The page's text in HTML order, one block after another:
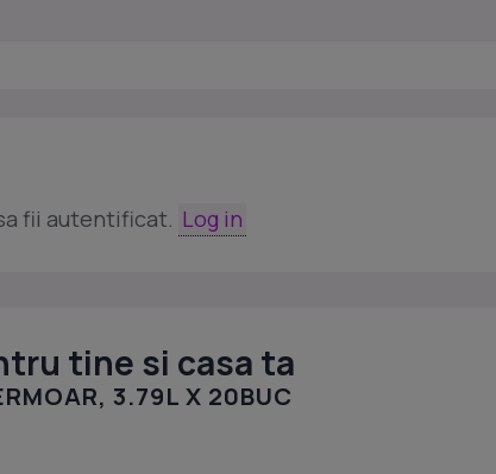
fii autentificat. Log in
tine si casa ta
3.79L X 20BUC